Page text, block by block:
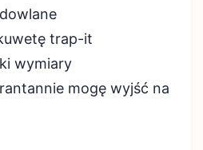
trap-it
wymiary
mogę wyjść na